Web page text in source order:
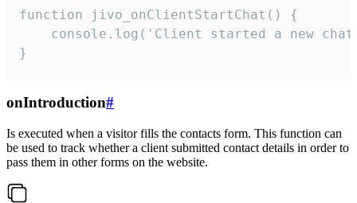
function jivo_onClientStartChat() {
console.log('Client started a new
}
onIntroduction#
Is executed when a visitor fills the contacts form. This function can
be used to track whether a client submitted contact details in order to
pass them in other forms on the website.